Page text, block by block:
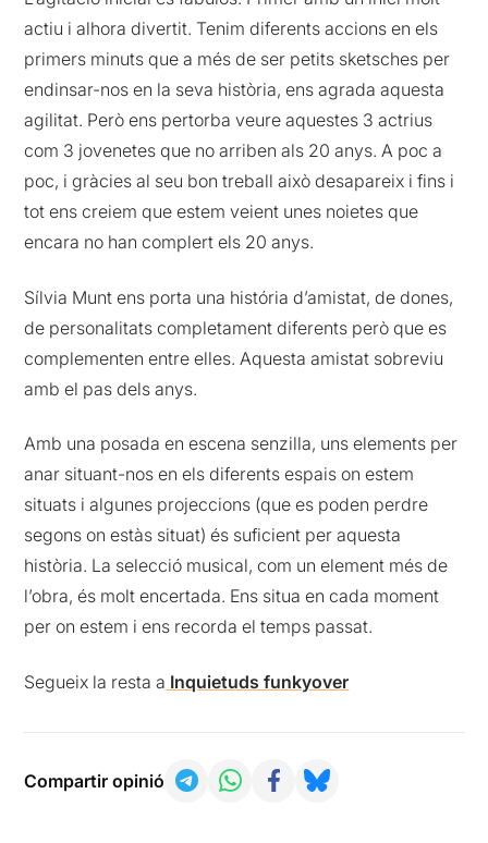
actiu i alhora divertit. Tenim diferents accions en els
primers minuts que a més de ser petits sketsches per
endinsar-nos en la seva història, ens agrada aquesta
agilitat. Però ens pertorba veure aquestes 3 actrius
com 3 jovenetes que no arriben als 20 anys. A poc a
poc, i gràcies al seu bon treball això desapareix i fins i
tot ens creiem que estem veient unes noietes que
encara no han complert els 20 anys.
Sílvia Munt ens porta una história d’amistat, de dones,
de personalitats completament diferents però que es
complementen entre elles. Aquesta amistat sobreviu
amb el pas dels anys.
Amb una posada en escena senzilla, uns elements per
anar situant-nos en els diferents espais on estem
situats i algunes projeccions (que es poden perdre
segons on estàs situat) és suficient per aquesta
història. La selecció musical, com un element més de
l’obra, és molt encertada. Ens situa en cada moment
per on estem i ens recorda el temps passat.
Segueix la resta a Inquietuds funkyover
Compartir opinió